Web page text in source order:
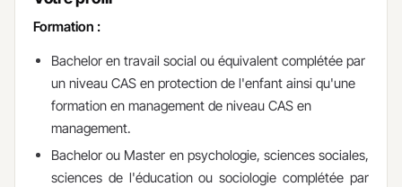
Formation :
Bachelor en travail social ou équivalent complétée par
un niveau CAS en protection de l'enfant ainsi qu'une
formation en management de niveau CAS en
management.
Bachelor ou Master en psychologie, sciences sociales,
sciences de l'éducation ou sociologie complétée par